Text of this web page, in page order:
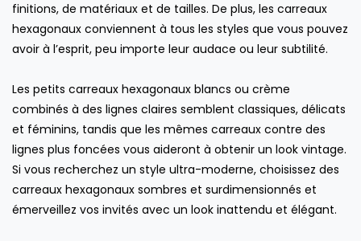
finitions, de matériaux et de tailles. De plus, les carreaux
hexagonaux conviennent à tous les styles que vous pouvez
avoir à l’esprit, peu importe leur audace ou leur subtilité.
Les petits carreaux hexagonaux blancs ou crème
combinés à des lignes claires semblent classiques, délicats
et féminins, tandis que les mêmes carreaux contre des
lignes plus foncées vous aideront à obtenir un look vintage.
Si vous recherchez un style ultra-moderne, choisissez des
carreaux hexagonaux sombres et surdimensionnés et
émerveillez vos invités avec un look inattendu et élégant.